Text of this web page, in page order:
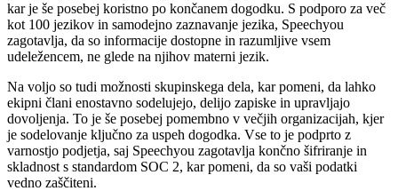
kar je še posebej koristno po končanem dogodku. S podporo za več
kot 100 jezikov in samodejno zaznavanje jezika, Speechyou
zagotavlja, da so informacije dostopne in razumljive vsem
udeležencem, ne glede na njihov materni jezik.
Na voljo so tudi možnosti skupinskega dela, kar pomeni, da lahko
ekipni člani enostavno sodelujejo, delijo zapiske in upravljajo
dovoljenja. To je še posebej pomembno v večjih organizacijah, kjer
je sodelovanje ključno za uspeh dogodka. Vse to je podprto z
varnostjo podjetja, saj Speechyou zagotavlja končno šifriranje in
skladnost s standardom SOC 2, kar pomeni, da so vaši podatki
vedno zaščiteni.